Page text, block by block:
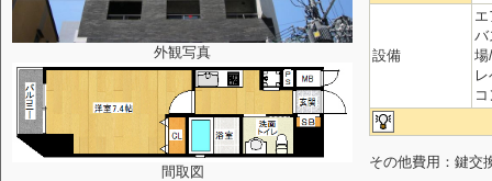
外観写真
間取図
設備
バ
場
その他費用：鍵交